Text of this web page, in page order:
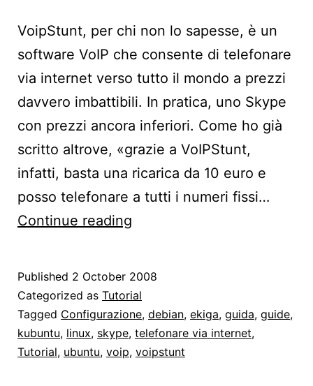
VoipStunt, per chi non lo sapesse, è un
software VoIP che consente di telefonare
via internet verso tutto il mondo a prezzi
davvero imbattibili. In pratica, uno Skype
con prezzi ancora inferiori. Come ho già
scritto altrove, «grazie a VoIPStunt,
infatti, basta una ricarica da 10 euro e
posso telefonare a tutti i numeri fissi…
Continue reading
Kubuntu
Published 2 October 2008
Categorized as Tutorial
Tagged Configurazione, debian, ekiga, guida, guide,
kubuntu, linux, skype, telefonare via internet,
Tutorial, ubuntu, voip, voipstunt